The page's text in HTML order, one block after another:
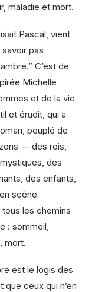
maladie et mort.
Pascal, vient
pas
C’est de
Michelle
et de la vie
et érudit, qui a
peuplé de
— des rois,
des
des enfants,
scène
tous les chemins
: sommeil,
mort.
est le logis des
ceux qui n’en